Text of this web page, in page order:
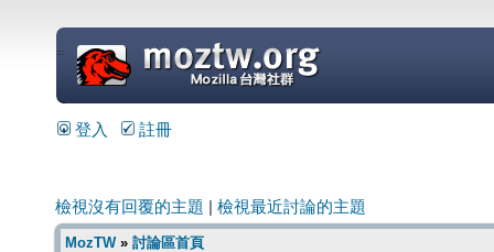
=
登入 註冊
檢視沒有回覆的主題 檢視最近討論的主題
MozTW» 討論區首頁